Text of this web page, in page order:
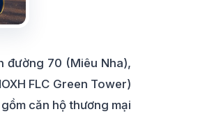
đường 70 (Miêu Nha),
FLC Green Tower)
căn hộ thương mại